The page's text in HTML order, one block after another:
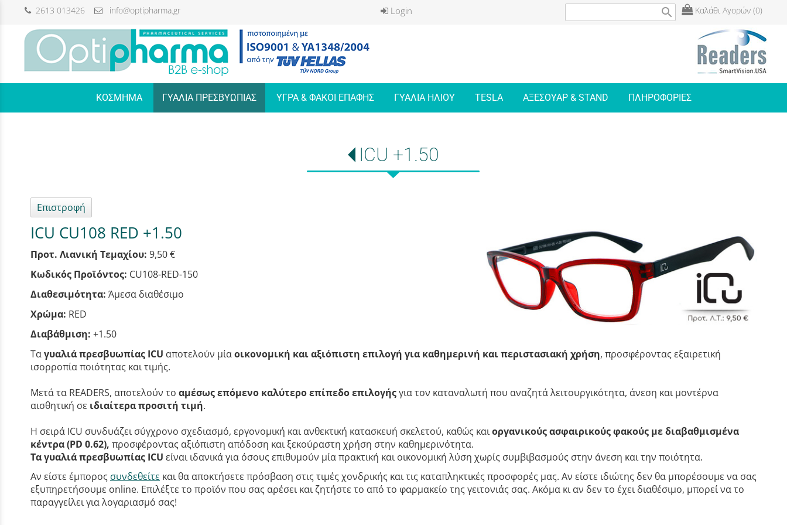
2613 013426 info@optipharma.gr Login Καλάθι Αγορών (0)
search
ΚΟΣΜΗΜΑ ΓΥΑΛΙΑ ΠΡΕΣΒΥΩΠΙΑΣ ΥΓΡΑ & ΦΑΚΟΙ ΕΠΑΦΗΣ ΓΥΑΛΙΑ ΗΛΙΟΥ TESLA ΑΞΕΣΟΥΑΡ & STAND ΠΛΗΡΟΦΟΡΙΕΣ
ICU +1.50
Επιστροφή
ICU CU108 RED +1.50
Προτ. Λιανική Τεμαχίου: 9,50 €
Κωδικός Προϊόντος: CU108-RED-150
Διαθεσιμότητα: Άμεσα διαθέσιμο
Χρώμα: RED
Διαβάθμιση: +1.50
Ταγυαλιά πρεσβυωπίας ICU αποτελούν μίαοικονομική και αξιόπιστη επιλογή για καθημερινή και περιστασιακή χρήση, προσφέροντας εξαιρετική
ισορροπία ποιότητας και τιμής.
Μετά τα READERS, αποτελούν το αμέσως επόμενο καλύτερο επίπεδο επιλογήςγια τον καταναλωτή που αναζητά λειτουργικότητα, άνεση και μοντέρνα
αισθητική σε ιδιαίτερα προσιτή τιμή.
Η σειρά ICU συνδυάζει σύγχρονο σχεδιασμό, εργονομική και ανθεκτική κατασκευή σκελετού, καθώς καιοργανικούς ασφαιρικούς φακούς με διαβαθμισμένα
κέντρα (PD 0.62), προσφέροντας αξιόπιστη απόδοση και ξεκούραστη χρήση στην καθημερινότητα.
Τα γυαλιά πρεσβυωπίας ICU είναι ιδανικά για όσους επιθυμούν μία πρακτική και οικονομική λύση χωρίς συμβιβασμούς στην άνεση και την ποιότητα.
Αν είστε έμπορος συνδεθείτε και θα αποκτήσετε πρόσβαση στις τιμές χονδρικής και τις καταπληκτικές προσφορές μας. Αν είστε ιδιώτης δεν θα μπορέσουμε να σας
εξυπηρετήσουμε online. Επιλέξτε το προϊόν που σας αρέσει και ζητήστε το από το φαρμακείο της γειτονιάς σας. Ακόμα κι αν δεν το έχει διαθέσιμο, μπορεί να το
παραγγείλει για λογαριασμό σας!